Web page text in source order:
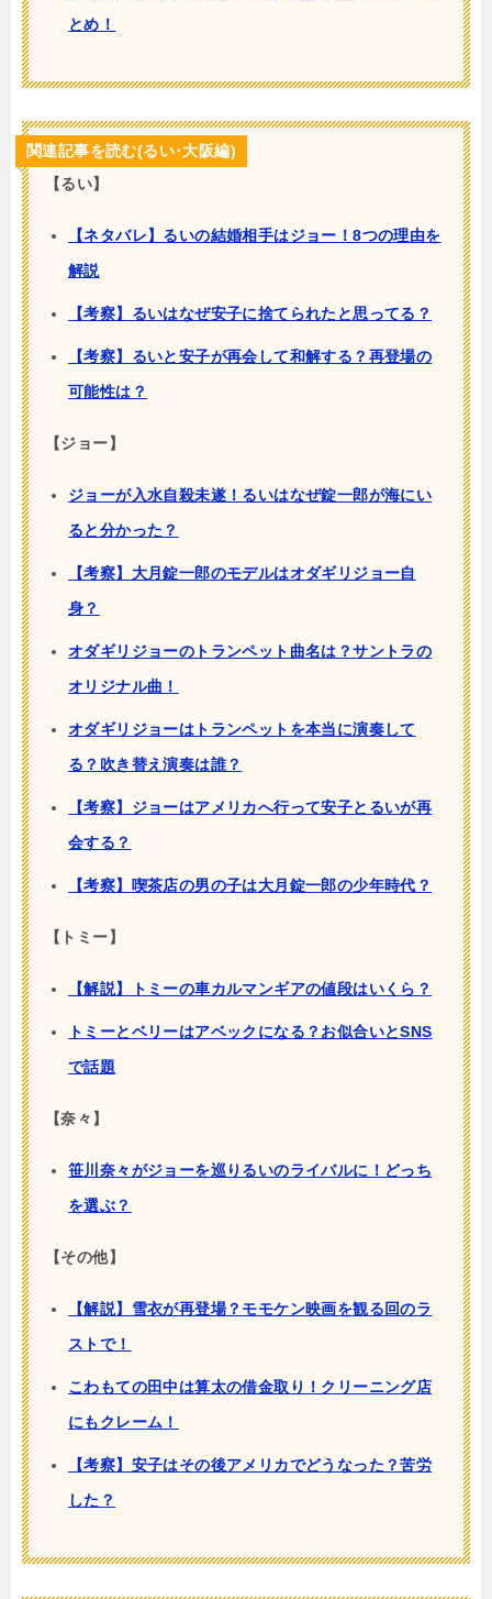
とめ！
関連記事を読む(るい･大阪編)
【るい】
【ネタバレ】るいの結婚相手はジョー！8つの理由を
解説
【考察】るいはなぜ安子に捨てられたと思ってる？
【考察】るいと安子が再会して和解する？再登場の
可能性は？
【ジョー】
ジョーが入水自殺未遂！るいはなぜ錠一郎が海にい
ると分かった？
【考察】大月錠一郎のモデルはオダギリジョー自
身？
オダギリジョーのトランペット曲名は？サントラの
オリジナル曲！
オダギリジョーはトランペットを本当に演奏して
る？吹き替え演奏は誰？
【考察】ジョーはアメリカへ行って安子とるいが再
会する？
【考察】喫茶店の男の子は大月錠一郎の少年時代？
【トミー】
【解説】トミーの車カルマンギアの値段はいくら？
トミーとベリーはアベックになる？お似合いとSNS
で話題
【奈々】
笹川奈々がジョーを巡りるいのライバルに！どっち
を選ぶ？
【その他】
【解説】雪衣が再登場？モモケン映画を観る回のラ
ストで！
こわもての田中は算太の借金取り！クリーニング店
にもクレーム！
【考察】安子はその後アメリカでどうなった？苦労
した？